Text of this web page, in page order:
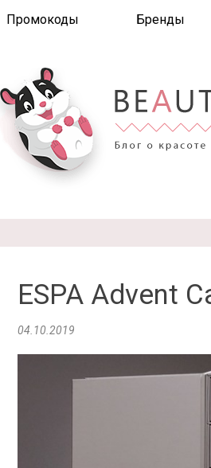
Промокоды Бренды
ESPA Advent
04.10.2019